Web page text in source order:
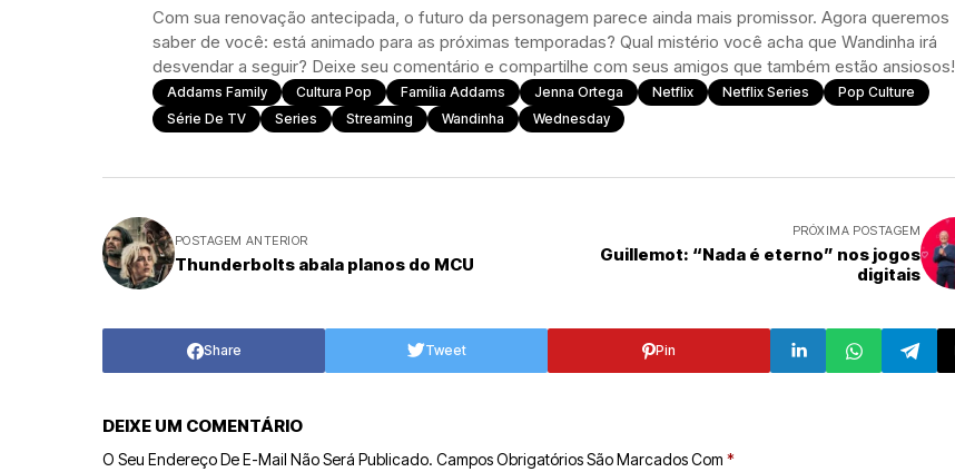
Com sua renovação antecipada, o futuro da personagem parece ainda mais promissor. Agora queremos
saber de você: está animado para as próximas temporadas? Qual mistério você acha que Wandinha irá
desvendar a seguir? Deixe seu comentário e compartilhe com seus amigos que também estão ansiosos!
Addams Family Cultura Pop Família Addams Jenna Ortega Netflix Netflix Series
Pop Culture
Série De TV
Series Streaming Wandinha Wednesday
POSTAGEM ANTERIOR
Thunderbolts abala planos do MCU
PRÓXIMA POSTAGEM
Guillemot: “Nada é eterno” nos jogos
digitais
Share Tweet Pin
DEIXE UM COMENTÁRIO
O Seu Endereço De E-Mail Não Será Publicado. Campos Obrigatórios São Marcados Com *